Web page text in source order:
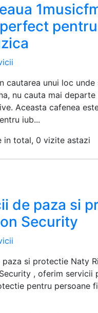
cautarea unui loc
nu cauta mai departe
Aceasta cafenea
iub...
in total, 0 vizite astazi
de paza si
Security
paza si protectie Naty
, oferim servicii
pentru persoane